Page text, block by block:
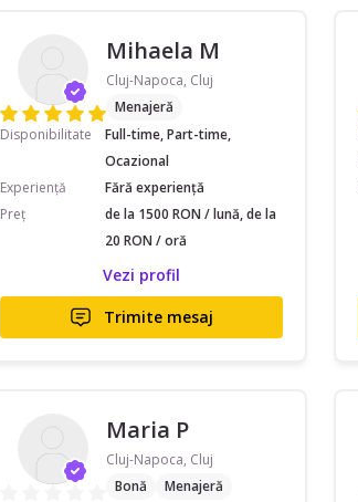
Mihaela M
Cluj-Napoca, Cluj
Menajeră
Disponibilitate
Full-time, Part-time,
Ocazional
Experiență
Fără experiență
Preț
de la 1500 RON / lună, de la
20 RON / oră
Vezi profil
Trimite mesaj
Maria P
Cluj-Napoca, Cluj
Bonă
Menajeră